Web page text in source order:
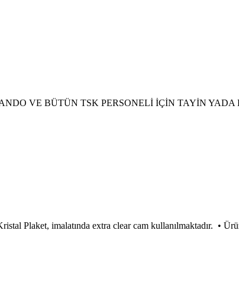
VE BÜTÜN TSK PERSONELİ İÇİN TAYİN
Plaket, imalatında extra clear cam kullanılmaktadır. •